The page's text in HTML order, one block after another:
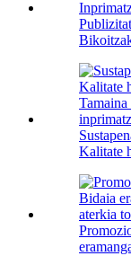
Kalitate